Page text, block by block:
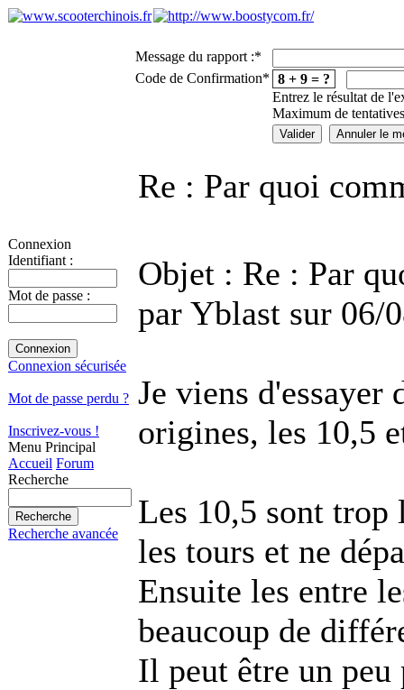
Connexion
Identifiant :
Mot de passe :
Connexion sécurisée
Mot de passe perdu ?
Inscrivez-vous !
Menu Principal
Accueil Forum
Recherche
Recherche avancée
Message du rapport :*
Code de Confirmation* 8 + 9 = ?
Entrez le résultat de
Maximum de
Re : Par quoi
Objet : Re : Par
par Yblast sur 06/
Je viens d'essayer
origines, les 10,5
Les 10,5 sont trop
les tours et ne
Ensuite les entre
beaucoup de
Il peut être un peu